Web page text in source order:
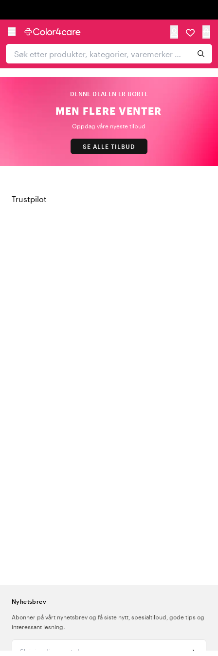
DENNE DEALEN ER BORTE
MEN FLERE VENTER
Oppdag våre nyeste tilbud
SE ALLE TILBUD
Trustpilot
Nyhetsbrev
Abonner på vårt nyhetsbrev og få siste nytt, spesialtilbud, gode tips og
interessant lesning.